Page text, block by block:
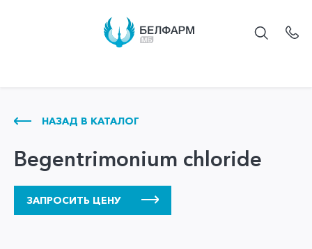
НАЗАД В КАТАЛОГ
Begentrimonium chloride
ЗАПРОСИТЬ ЦЕНУ